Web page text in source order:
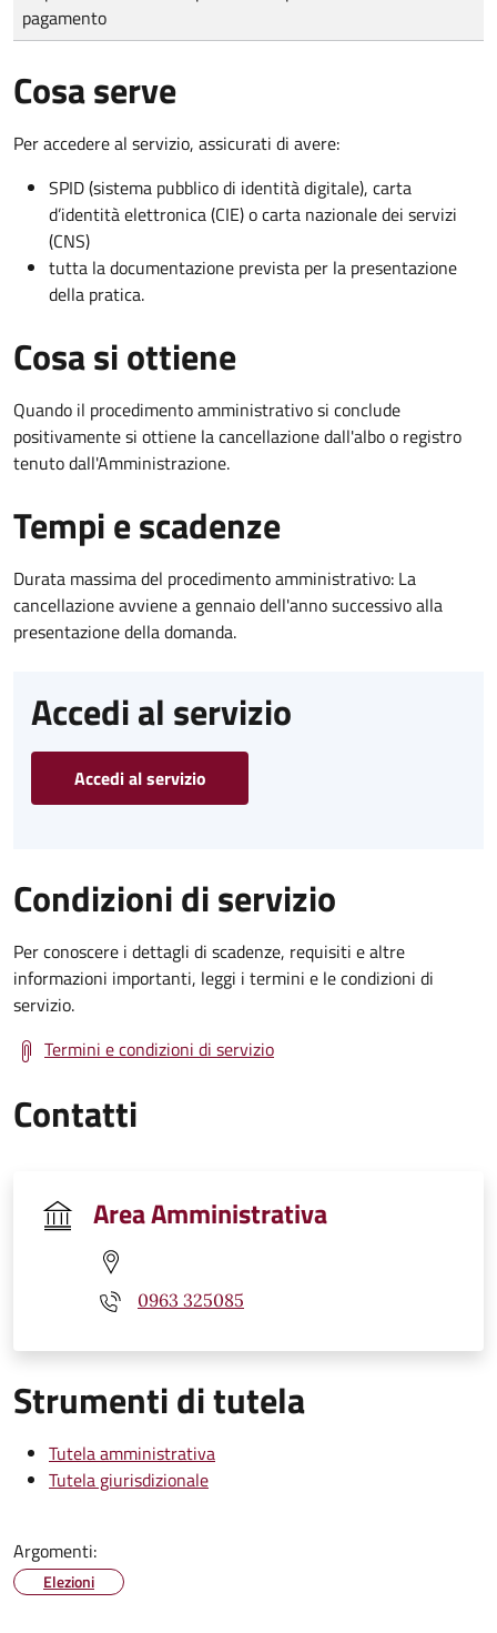
pagamento
Cosa serve
Per accedere al servizio, assicurati di avere:
SPID (sistema pubblico di identità digitale), carta
d’identità elettronica (CIE) o carta nazionale dei servizi
(CNS)
tutta la documentazione prevista per la presentazione
della pratica.
Cosa si ottiene
Quando il procedimento amministrativo si conclude
positivamente si ottiene la cancellazione dall'albo o registro
tenuto dall'Amministrazione.
Tempi e scadenze
Durata massima del procedimento amministrativo: La
cancellazione avviene a gennaio dell'anno successivo alla
presentazione della domanda.
Accedi al servizio
Accedi al servizio
Condizioni di servizio
Per conoscere i dettagli di scadenze, requisiti e altre
informazioni importanti, leggi i termini e le condizioni di
servizio.
Termini e condizioni di servizio
Contatti
Area Amministrativa
0963 325085
Strumenti di tutela
Tutela amministrativa
Tutela giurisdizionale
Argomenti:
Elezioni